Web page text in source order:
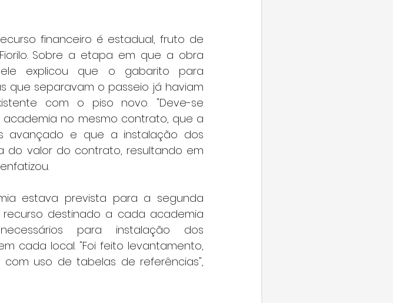
financeiro é estadual, fruto de
Sobre a etapa em que a obra
explicou que o gabarito para
que separavam o passeio já haviam
com o piso novo. "Deve-se
no mesmo contrato, que a
avançado e que a instalação dos
do valor do contrato, resultando em
estava prevista para a segunda
recurso destinado a cada academia
para instalação dos
cada local. "Foi feito levantamento,
uso de tabelas de referências",